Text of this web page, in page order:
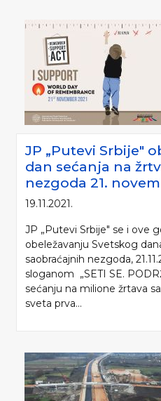
JP „Putevi Srbije"
dan sećanja na
nezgoda 21.
19.11.2021.
JP „Putevi Srbije" se i ove
obeležavanju Svetskog
saobraćajnih nezgoda,
sloganom „SETI SE.
sećanju na milione žrtava
sveta prva...